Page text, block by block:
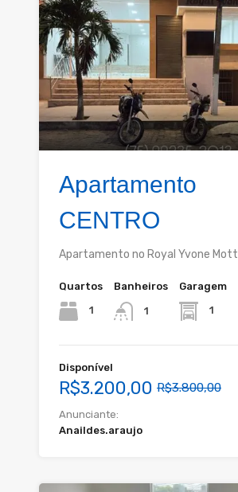
Apartamento
CENTRO
Apartamento no Royal Yvone
Quartos
1
Banheiros
1
Garagem
1
Disponível
R$3.200,00 R$3.800,00
Anunciante:
Anaildes.araujo